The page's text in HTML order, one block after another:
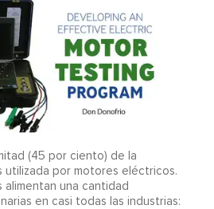
(45 por ciento) de la
utilizada por motores eléctricos.
una cantidad
en casi todas las industrias: